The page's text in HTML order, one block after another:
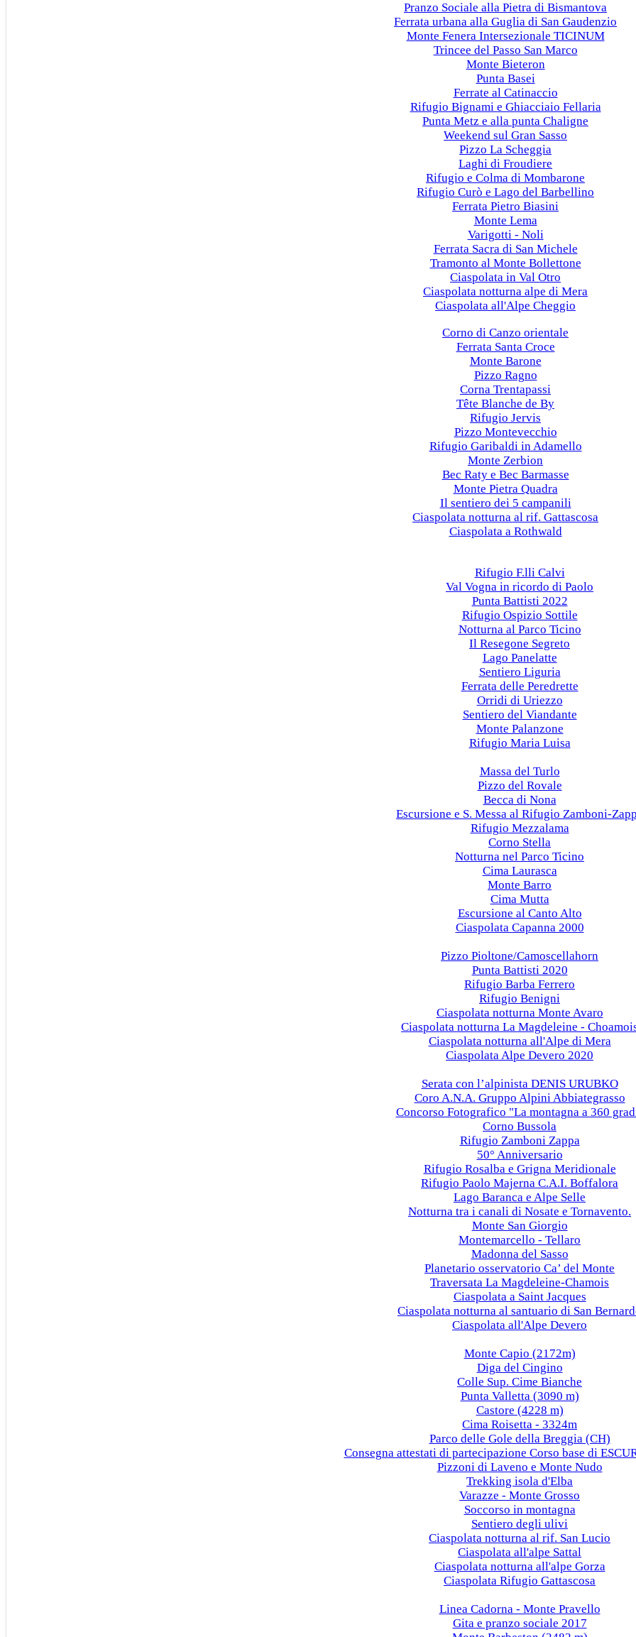
Pranzo Sociale alla Pietra di Bismantova
Ferrata urbana alla Guglia di San Gaudenzio
Monte Fenera Intersezionale TICINUM
Trincee del Passo San Marco
Monte Bieteron
Punta Basei
Ferrate al Catinaccio
Rifugio Bignami e Ghiacciaio Fellaria
Punta Metz e alla punta Chaligne
Weekend sul Gran Sasso
Pizzo La Scheggia
Laghi di Froudiere
Rifugio e Colma di Mombarone
Rifugio Curò e Lago del Barbellino
Ferrata Pietro Biasini
Monte Lema
Varigotti - Noli
Ferrata Sacra di San Michele
Tramonto al Monte Bollettone
Ciaspolata in Val Otro
Ciaspolata notturna alpe di Mera
Ciaspolata all'Alpe Cheggio
Corno di Canzo orientale
Ferrata Santa Croce
Monte Barone
Pizzo Ragno
Corna Trentapassi
Tête Blanche de By
Rifugio Jervis
Pizzo Montevecchio
Rifugio Garibaldi in Adamello
Monte Zerbion
Bec Raty e Bec Barmasse
Monte Pietra Quadra
Il sentiero dei 5 campanili
Ciaspolata notturna al rif. Gattascosa
Ciaspolata a Rothwald
Rifugio F.lli Calvi
Val Vogna in ricordo di Paolo
Punta Battisti 2022
Rifugio Ospizio Sottile
Notturna al Parco Ticino
Il Resegone Segreto
Lago Panelatte
Sentiero Liguria
Ferrata delle Peredrette
Orridi di Uriezzo
Sentiero del Viandante
Monte Palanzone
Rifugio Maria Luisa
Massa del Turlo
Pizzo del Rovale
Becca di Nona
Escursione e S. Messa al Rifugio Zamboni-
Rifugio Mezzalama
Corno Stella
Notturna nel Parco Ticino
Cima Laurasca
Monte Barro
Cima Mutta
Escursione al Canto Alto
Ciaspolata Capanna 2000
Pizzo Pioltone/Camoscellahorn
Punta Battisti 2020
Rifugio Barba Ferrero
Rifugio Benigni
Ciaspolata notturna Monte Avaro
Ciaspolata notturna La Magdeleine -
Ciaspolata notturna all'Alpe di Mera
Ciaspolata Alpe Devero 2020
Serata con l’alpinista DENIS URUBKO
Coro A.N.A. Gruppo Alpini Abbiategrasso
Concorso Fotografico "La montagna a 360
Corno Bussola
Rifugio Zamboni Zappa
50° Anniversario
Rifugio Rosalba e Grigna Meridionale
Rifugio Paolo Majerna C.A.I. Boffalora
Lago Baranca e Alpe Selle
Notturna tra i canali di Nosate e Tornavento.
Monte San Giorgio
Montemarcello - Tellaro
Madonna del Sasso
Planetario osservatorio Ca’ del Monte
Traversata La Magdeleine-Chamois
Ciaspolata a Saint Jacques
Ciaspolata notturna al santuario di San
Ciaspolata all'Alpe Devero
Monte Capio (2172m)
Diga del Cingino
Colle Sup. Cime Bianche
Punta Valletta (3090 m)
Castore (4228 m)
Cima Roisetta - 3324m
Parco delle Gole della Breggia (CH)
Consegna attestati di partecipazione Corso base di
Pizzoni di Laveno e Monte Nudo
Trekking isola d'Elba
Varazze - Monte Grosso
Soccorso in montagna
Sentiero degli ulivi
Ciaspolata notturna al rif. San Lucio
Ciaspolata all'alpe Sattal
Ciaspolata notturna all'alpe Gorza
Ciaspolata Rifugio Gattascosa
Linea Cadorna - Monte Pravello
Gita e pranzo sociale 2017